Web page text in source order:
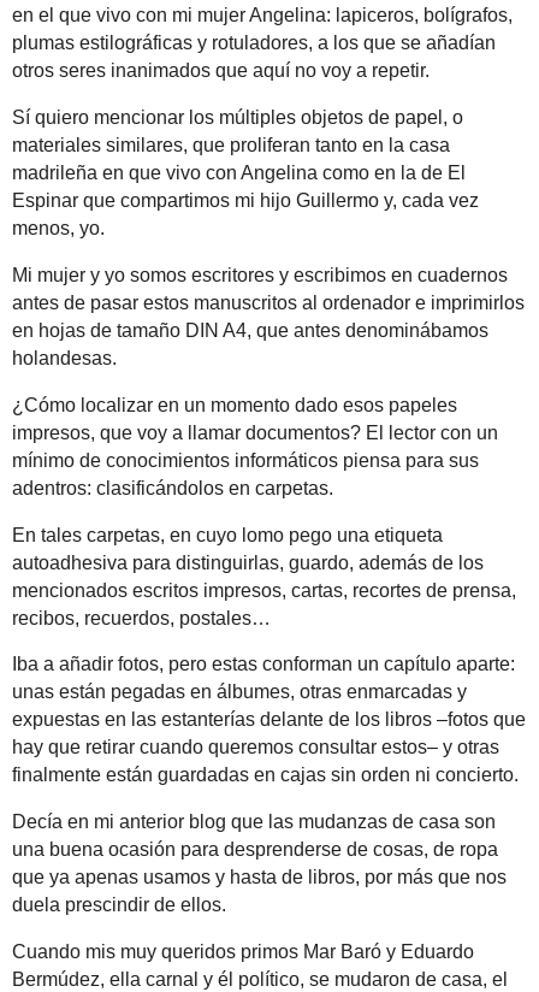
en el que vivo con mi mujer Angelina: lapiceros, bolígrafos,
plumas estilográficas y rotuladores, a los que se añadían
otros seres inanimados que aquí no voy a repetir.
Sí quiero mencionar los múltiples objetos de papel, o
materiales similares, que proliferan tanto en la casa
madrileña en que vivo con Angelina como en la de El
Espinar que compartimos mi hijo Guillermo y, cada vez
menos, yo.
Mi mujer y yo somos escritores y escribimos en cuadernos
antes de pasar estos manuscritos al ordenador e imprimirlos
en hojas de tamaño DIN A4, que antes denominábamos
holandesas.
¿Cómo localizar en un momento dado esos papeles
impresos, que voy a llamar documentos? El lector con un
mínimo de conocimientos informáticos piensa para sus
adentros: clasificándolos en carpetas.
En tales carpetas, en cuyo lomo pego una etiqueta
autoadhesiva para distinguirlas, guardo, además de los
mencionados escritos impresos, cartas, recortes de prensa,
recibos, recuerdos, postales…
Iba a añadir fotos, pero estas conforman un capítulo aparte:
unas están pegadas en álbumes, otras enmarcadas y
expuestas en las estanterías delante de los libros –fotos que
hay que retirar cuando queremos consultar estos– y otras
finalmente están guardadas en cajas sin orden ni concierto.
Decía en mi anterior blog que las mudanzas de casa son
una buena ocasión para desprenderse de cosas, de ropa
que ya apenas usamos y hasta de libros, por más que nos
duela prescindir de ellos.
Cuando mis muy queridos primos Mar Baró y Eduardo
Bermúdez, ella carnal y él político, se mudaron de casa, el